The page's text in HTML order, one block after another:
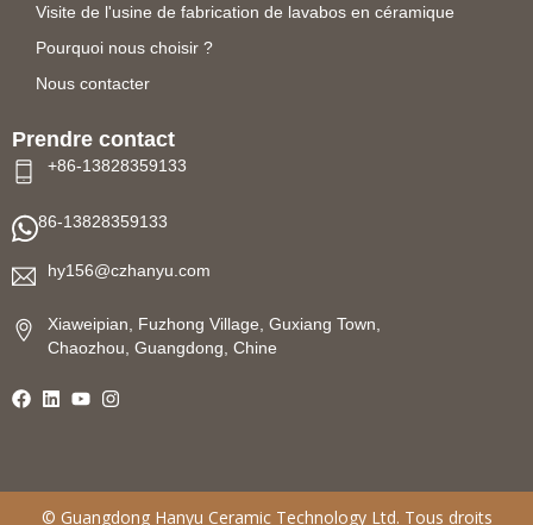
Visite de l'usine de fabrication de lavabos en céramique
Pourquoi nous choisir ?
Nous contacter
Prendre contact
+86-13828359133
86-13828359133
hy156@czhanyu.com
Xiaweipian, Fuzhong Village, Guxiang Town,
Chaozhou, Guangdong, Chine
© Guangdong Hanyu Ceramic TechnologyLtd. Tous droits